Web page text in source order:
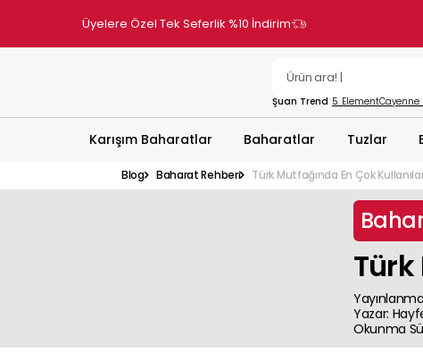
Üyelere Özel Tek Seferlik %10 İndirim
Şuan Trend 5. ElementCayenne
Karışım Baharatlar Baharatlar Tuzlar
Blog Baharat Rehberi Türk Mutfağında En Çok
Türk
Yazar:
Okunma